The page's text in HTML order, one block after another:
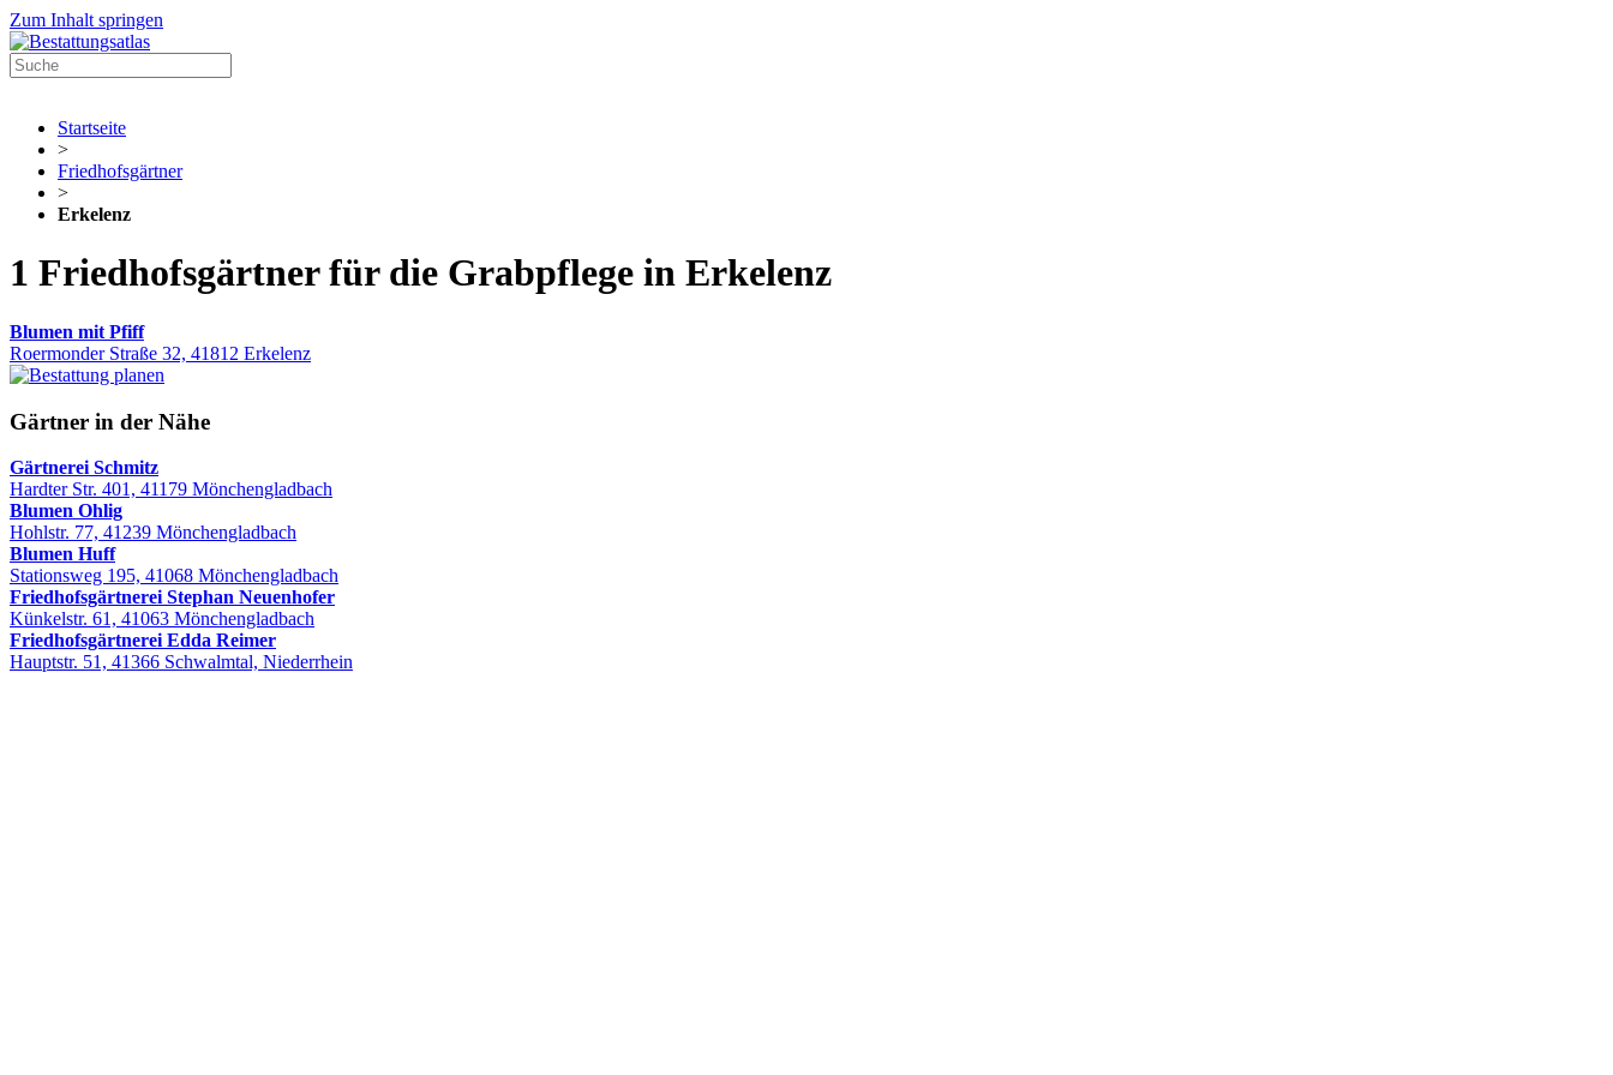
Zum Inhalt springen
Startseite
>
Friedhofsgärtner
>
Erkelenz
1 Friedhofsgärtner für die Grabpflege in Erkelenz
Blumen mit Pfiff
Roermonder Straße 32, 41812 Erkelenz
Gärtner in der Nähe
Gärtnerei Schmitz
Hardter Str. 401, 41179 Mönchengladbach
Blumen Ohlig
Hohlstr. 77, 41239 Mönchengladbach
Blumen Huff
Stationsweg 195, 41068 Mönchengladbach
Friedhofsgärtnerei Stephan Neuenhofer
Künkelstr. 61, 41063 Mönchengladbach
Friedhofsgärtnerei Edda Reimer
Hauptstr. 51, 41366 Schwalmtal, Niederrhein